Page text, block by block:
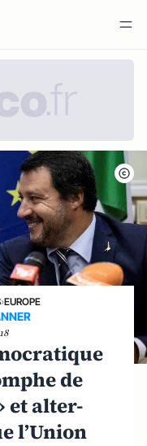
›EUROPE
de
et alter-
l’Union